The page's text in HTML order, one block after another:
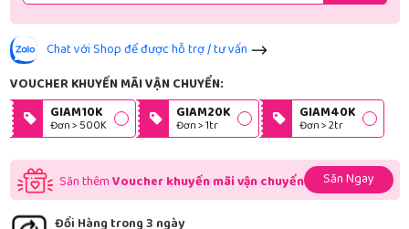
Chat với Shop để được hỗ trợ / tư vấn
VOUCHER KHUYẾN MÃI VẬN CHUYỂN:
GIAM10K
Đơn > 500K
GIAM20K
Đơn > 1tr
GIAM40K
Đơn > 2tr
Săn thêmVoucher khuyến mãi vận chuyển Săn Ngay
Đổi Hàng trong 3 ngày